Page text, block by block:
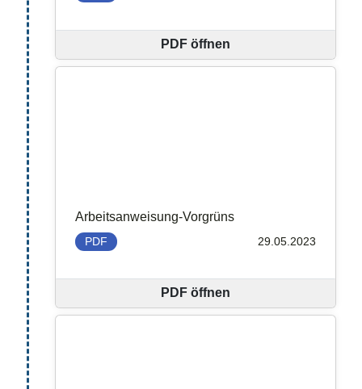
PDF öffnen
Arbeitsanweisung-Vorgrüns
PDF 29.05.2023
PDF öffnen